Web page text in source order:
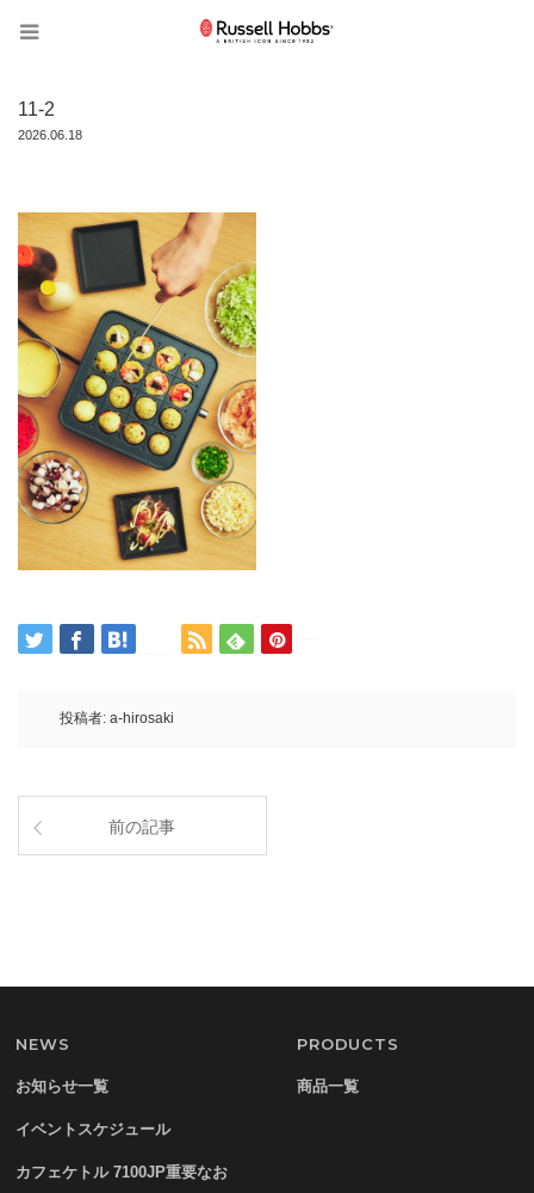
11-2
2026.06.18
投稿者: a-hirosaki
前の記事
NEWS
お知らせ一覧
イベントスケジュール
カフェケトル 7100JP重要なお
PRODUCTS
商品一覧